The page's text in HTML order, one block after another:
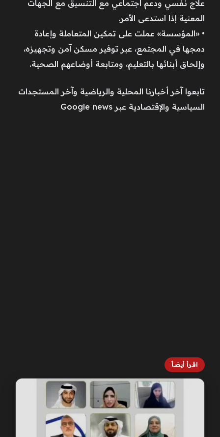
علاج نفسي ودعم اجتماعي مع التنسيق مع الجهات
المعنية إذا استدعى الأمر.
• «المؤسسة» عملت على تمكين المتعاملة وإعادة
دمجها في المجتمع، عبر توفير مسكن آمن وتجهيزه،
وإلحاق أبنائها بالتعليم، ومتابعة أوضاعهم الصحية.
تابعوا آخر أخبارنا المحلية والرياضية وآخر المستجدات
السياسية والإقتصادية عبر Google news
اقرأ أيضاً